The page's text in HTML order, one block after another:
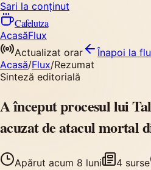
Sari la conținut
Cafelutza
AcasăFlux
Actualizat orar
Înapoi la
Acasă/Flux/Rezumat
Sinteză editorială
A început procesul lui
acuzat de atacul mortal
Apărut acum 8 luni 4 surse